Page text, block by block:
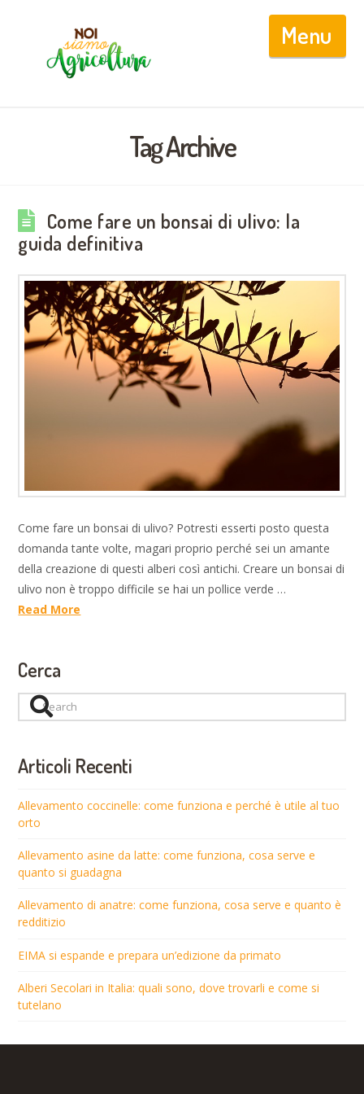
Tag Archive
Come fare un bonsai di ulivo: la
guida definitiva
Come fare un bonsai di ulivo? Potresti esserti posto questa
domanda tante volte, magari proprio perché sei un amante
della creazione di questi alberi così antichi. Creare un bonsai di
ulivo non è troppo difficile se hai un pollice verde …
Read More
Cerca
Search
Articoli Recenti
Allevamento coccinelle: come funziona e perché è utile al tuo
orto
Allevamento asine da latte: come funziona, cosa serve e
quanto si guadagna
Allevamento di anatre: come funziona, cosa serve e quanto è
redditizio
EIMA si espande e prepara un’edizione da primato
Alberi Secolari in Italia: quali sono, dove trovarli e come si
tutelano